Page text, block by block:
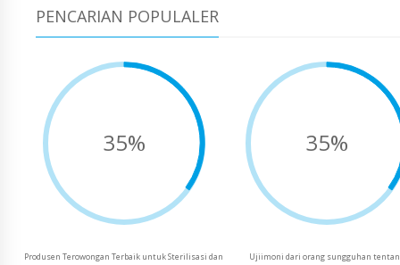
PENCARIAN POPULALER
35%
Produsen Terowongan Terbaik untuk Sterilisasi dan
35%
Ujiimoni dari orang sungguhan